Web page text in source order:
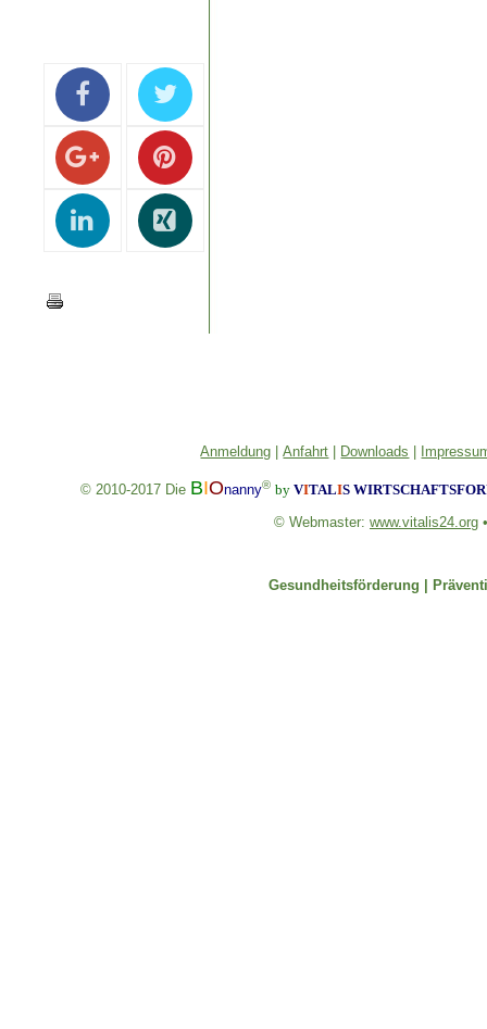
Anmeldung |Anfahrt | Downloads |
© 2010-2017 Die BIOnanny® by VITALIS
© Webmaster: www.vitalis24.org
Gesundheitsförderung |